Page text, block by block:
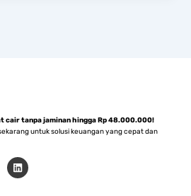
cair tanpa jaminan hingga Rp 48.000.000!
untuk solusi keuangan yang cepat dan
L
i
n